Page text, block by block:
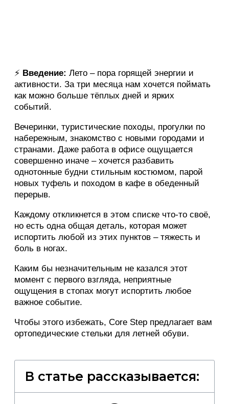
⚡️ Введение: Лето – пора горящей энергии и
активности. За три месяца нам хочется поймать
как можно больше тёплых дней и ярких
событий.
Вечеринки, туристические походы, прогулки по
набережным, знакомство с новыми городами и
странами. Даже работа в офисе ощущается
совершенно иначе – хочется разбавить
однотонные будни стильным костюмом, парой
новых туфель и походом в кафе в обеденный
перерыв.
Каждому откликнется в этом списке что-то своё,
но есть одна общая деталь, которая может
испортить любой из этих пунктов – тяжесть и
боль в ногах.
Каким бы незначительным не казался этот
момент с первого взгляда, неприятные
ощущения в стопах могут испортить любое
важное событие.
Чтобы этого избежать, Core Step предлагает вам
ортопедические стельки для летней обуви.
В статье рассказывается: